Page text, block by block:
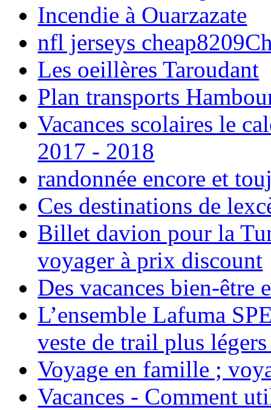
Incendie à Ouarzazate
nfl jerseys
Les oeillères Taroudant
Plan transports
Vacances scolaires le
2017 - 2018
randonnée encore et
Ces destinations de
Billet davion pour la
voyager à prix discount
Des vacances bien-être
L’ensemble Lafuma
veste de trail plus
Voyage en famille ;
Vacances - Comment